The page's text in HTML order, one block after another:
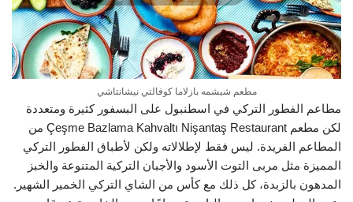
مطعم شيشمه بازلاما كوفالتي نيشانتاشي
مطاعم الفطور التركي في اسطنبول على البسفور كثيرة ومتعددة
لكن مطعم Çeşme Bazlama Kahvaltı Nişantaş Restaurant من
المطاعم الفريدة. ليس فقط لإطلالاته ولكن لأطباق الفطور التركي
المميزة مثل مربى التوت الأسود والأجبان التركية المتنوعة والخبز
المدهون بالزبدة، كل ذلك مع كأس من الشاي التركي الخمير الشهير.